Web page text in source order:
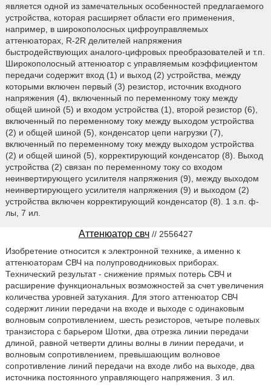
является одной из замечательных особенностей предлагаемого
устройства, которая расширяет области его применения,
например, в широкополосных цифроуправляемых
аттенюаторах, R-2R делителей напряжения
быстродействующих аналого-цифровых преобразователей и т.п.
Широкополосный аттенюатор с управляемым коэффициентом
передачи содержит вход (1) и выход (2) устройства, между
которыми включен первый (3) резистор, источник входного
напряжения (4), включенный по переменному току между
общей шиной (5) и входом устройства (1), второй резистор (6),
включенный по переменному току между выходом устройства
(2) и общей шиной (5), конденсатор цепи нагрузки (7),
включенный по переменному току между выходом устройства
(2) и общей шиной (5), корректирующий конденсатор (8). Выход
устройства (2) связан по переменному току со входом
неинвертирующего усилителя напряжения (9), между выходом
неинвертирующего усилителя напряжения (9) и выходом (2)
устройства включен корректирующий конденсатор (8). 1 з.п. ф-
лы, 7 ил.
Аттенюатор свч // 2556427
Изобретение относится к электронной технике, а именно к
аттенюаторам СВЧ на полупроводниковых приборах.
Технический результат - снижение прямых потерь СВЧ и
расширение функциональных возможностей за счет увеличения
количества уровней затухания. Для этого аттенюатор СВЧ
содержит линии передачи на входе и выходе с одинаковым
волновым сопротивлением, шесть резисторов, четыре полевых
транзистора с барьером Шотки, два отрезка линии передачи
длиной, равной четверти длины волны в линии передачи, и
волновым сопротивлением, превышающим волновое
сопротивление линий передачи на входе либо на выходе, два
источника постоянного управляющего напряжения. 3 ил.